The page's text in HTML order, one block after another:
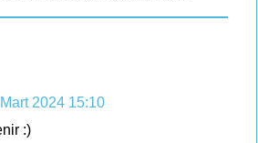
2024 15:10
:)